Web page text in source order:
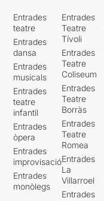
Entrades
teatre
Entrades
dansa
Entrades
musicals
Entrades
teatre
infantil
Entrades
òpera
Entrades
improvisació
Entrades
monòlegs
Entrades
Teatre
Tívoli
Entrades
Teatre
Coliseum
Entrades
Teatre
Borràs
Entrades
Teatre
Romea
Entrades
La
Villarroel
Entrades